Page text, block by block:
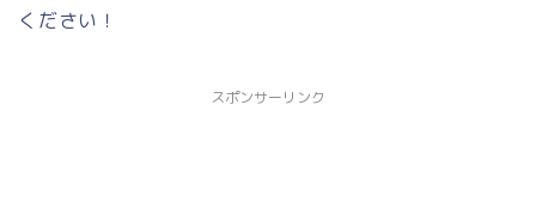
ください！
スポンサーリンク